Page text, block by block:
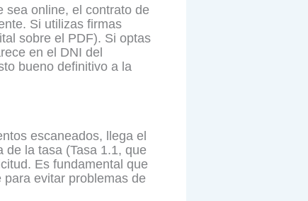
sea online, el contrato de
Si utilizas firmas
sobre el PDF). Si optas
en el DNI del
bueno definitivo a la
escaneados, llega el
de la tasa (Tasa 1.1, que
Es fundamental que
evitar problemas de